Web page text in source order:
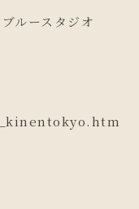
ルースタジオ